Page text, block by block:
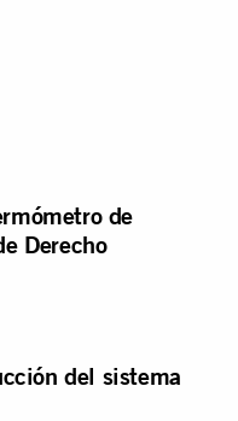
de
Derecho
del sistema